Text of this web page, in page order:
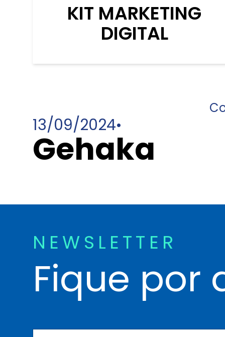
KIT MARKETING
DIGITAL
13/09/2024•
Gehaka
NEWSLETTER
Fique por
N